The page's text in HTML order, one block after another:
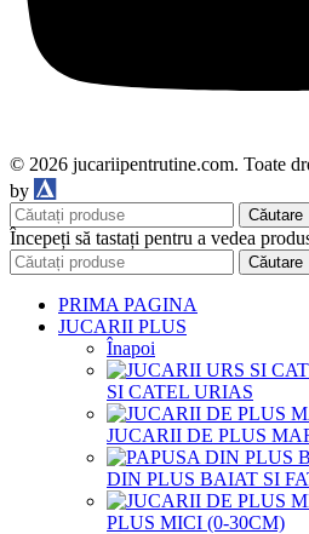
© 2026 jucariipentrutine.com. Toate
by
Căutare
Începeți să tastați pentru a vedea
Căutare
PRIMA PAGINA
JUCARII PLUS
Înapoi
SI CATEL URIAS
JUCARII DE PLUS
DIN PLUS BAIAT SI
PLUS MICI (0-30CM)